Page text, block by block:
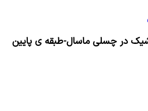
شیک در چسلی ماسال-طبقه ی پایین